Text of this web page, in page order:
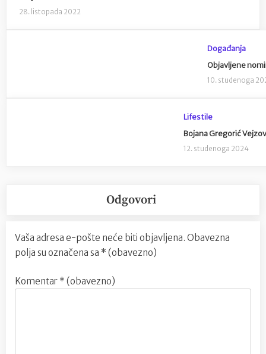
28. listopada 2022
Događanja
Objavljene
10. studenoga
Lifestile
Bojana Gregorić
12. studenoga 2024
Odgovori
Vaša adresa e-pošte neće biti objavljena. Obavezna
polja su označena sa * (obavezno)
Komentar * (obavezno)